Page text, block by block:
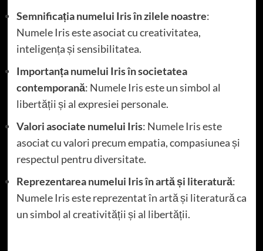
Semnificația numelui Iris în zilele noastre:
Numele Iris este asociat cu creativitatea,
inteligența și sensibilitatea.
Importanța numelui Iris în societatea
contemporană: Numele Iris este un simbol al
libertății și al expresiei personale.
Valori asociate numelui Iris: Numele Iris este
asociat cu valori precum empatia, compasiunea și
respectul pentru diversitate.
Reprezentarea numelui Iris în artă și literatură:
Numele Iris este reprezentat în artă și literatură ca
un simbol al creativității și al libertății.